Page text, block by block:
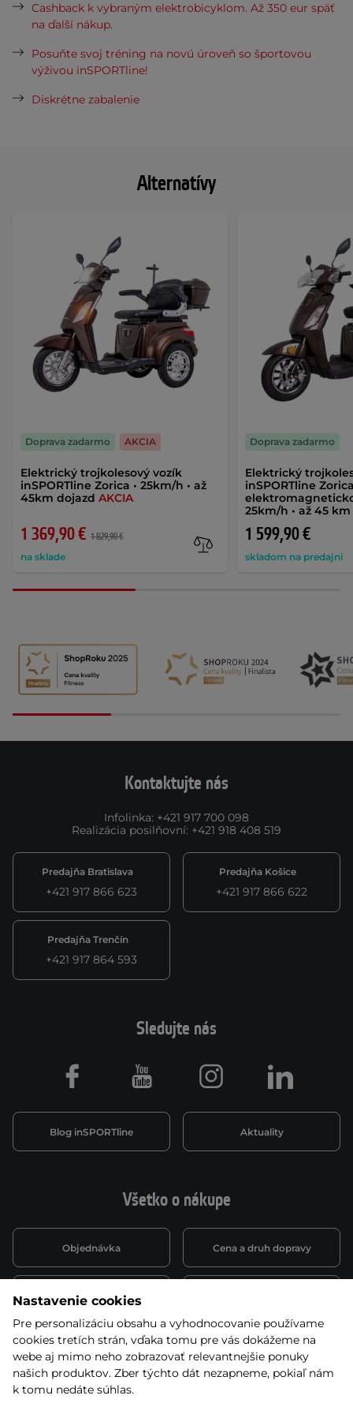
Alternatívy
Elektrický trojkolesový vozík
inSPORTline Zorica • 25km/h • až
45km dojazd AKCIA
1 369,90 € 1 829,90 €
na sklade
Doprava zadarmo AKCIA
Elektrický
inSPORTline
25km/h • až 45
1 599,90 €
skladom na predajni
Doprava zadarmo
Cashback k vybraným elektrobicyklom. Až 350 eur späť
na ďalší nákup.
Posuňte svoj tréning na novú úroveň so športovou
výživou inSPORTline!
Diskrétne zabalenie
Kontaktujte nás
Infolinka: +421 917 700 098
Realizácia posilňovní: +421 918 408 519
Predajňa Bratislava
+421 917 866 623
Predajňa Košice
+421 917 866 622
Predajňa Trenčín
+421 917 864 593
Všetko o nákupe
Objednávka Cena a druh dopravy
Spôsob platby
Montáž a servis Reklamácie a záruka
Kariéra
Sledujte nás
Blog inSPORTline Aktuality
Facebook Youtube Instagram LinkedIn
Nastavenie cookies
Pre personalizáciu obsahu a vyhodnocovanie používame
cookies tretích strán, vďaka tomu pre vás dokážeme na
webe aj mimo neho zobrazovať relevantnejšie ponuky
našich produktov. Zber týchto dát nezapneme, pokiaľ nám
k tomu nedáte súhlas.